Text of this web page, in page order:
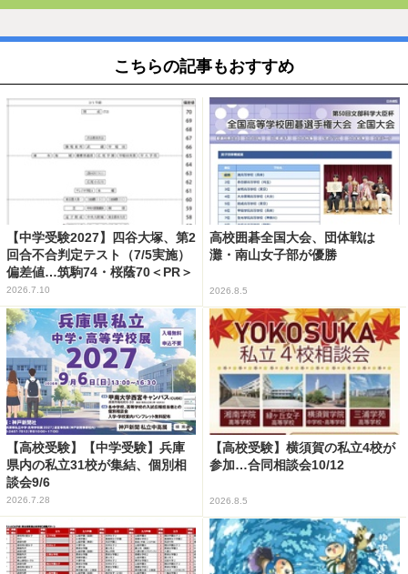
こちらの記事もおすすめ
【中学受験2027】四谷大塚、第2
回合不合判定テスト（7/5実施）
偏差値…筑駒74・桜蔭70＜PR＞
2026.7.10
高校囲碁全国大会、団体戦は
灘・南山女子部が優勝
2026.8.5
【高校受験】【中学受験】兵庫
県内の私立31校が集結、個別相
談会9/6
2026.7.28
【高校受験】横須賀の私立4校が
参加…合同相談会10/12
2026.8.5